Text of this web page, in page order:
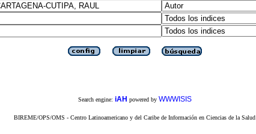
Search engine: iAH powered by WWWISIS
BIREME/OPS/OMS - Centro Latinoamericano y del Caribe de Información en Ciencias de la Salud